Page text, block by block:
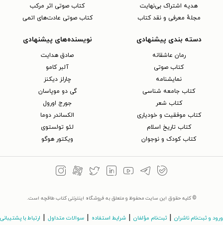
هدیه اشتراک بی‌نهایت
مجلهٔ معرفی و نقد کتاب
کتاب صوتی اثر مرکب
کتاب صوتی عادت‌های اتمی
دسته بندی پیشنهادی
رمان عاشقانه
کتاب‌ صوتی
نمایشنامه
کتاب جامعه شناسی
کتاب شعر
کتاب موفقیت و خودیاری
کتاب تاریخ اسلام
کتاب کودک و نوجوان
نویسنده‌های پیشنهادی
صادق هدایت
آلبر کامو
چارلز دیکنز
گی دو موپاسان
جورج اورول
الکساندر دوما
لئو تولستوی
ویکتور هوگو
© کلیه حقوق این سایت محفوظ و متعلق به فروشگاه اینترنتی کتاب طاقچه است.
ورود و ثبت‌نام ناشران | ثبت‌نام مؤلفان | شرایط استفاده | سوالات متداول | ارتباط با پشتیبانی